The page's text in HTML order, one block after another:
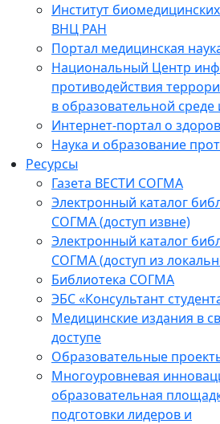
Институт
ВНЦ РАН
Портал медицинская
Национальный Центр
противодействия
в образовательной среде
Интернет-портал о
Наука и образование
Ресурсы
Газета ВЕСТИ СОГМА
Электронный каталог
СОГМА (доступ извне)
Электронный каталог
СОГМА (доступ из
Библиотека СОГМА
ЭБС «Консультант
Медицинские издания в
доступе
Образовательные
Многоуровневая
образовательная
подготовки лидеров и